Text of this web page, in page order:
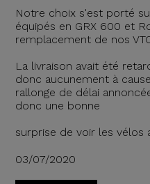
Notre choix s'est porté
équipés en GRX 600 et
remplacement de nos
La livraison avait été
donc aucunement à
rallonge de délai
donc une bonne
surprise de voir les vélos
03/07/2020